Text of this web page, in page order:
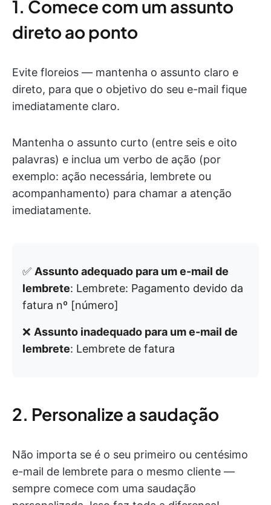
1. Comece com um assunto
direto ao ponto
Evite floreios — mantenha o assunto claro e
direto, para que o objetivo do seu e-mail fique
imediatamente claro.
Mantenha o assunto curto (entre seis e oito
palavras) e inclua um verbo de ação (por
exemplo: ação necessária, lembrete ou
acompanhamento) para chamar a atenção
imediatamente.
✅ Assunto adequado para um e-mail de
lembrete: Lembrete: Pagamento devido da
fatura nº [número]
❌ Assunto inadequado para um e-mail de
lembrete: Lembrete de fatura
2. Personalize a saudação
Não importa se é o seu primeiro ou centésimo
e-mail de lembrete para o mesmo cliente —
sempre comece com uma saudação